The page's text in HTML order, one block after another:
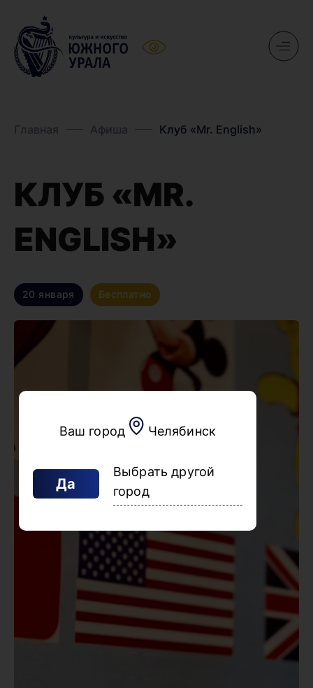
Ваш город Челябинск
Да
Выбрать другой
город
Главная Афиша Клуб «Mr. English»
КЛУБ «MR.
ENGLISH»
20 января Бесплатно